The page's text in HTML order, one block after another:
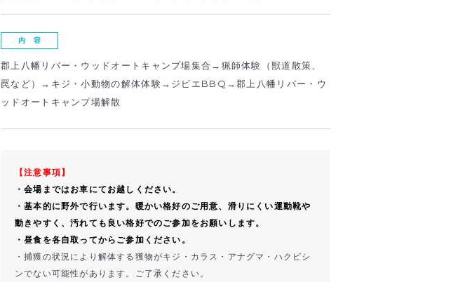
内 容
郡上八幡リバー・ウッドオートキャンプ場集合→猟師体験（獣道散策、
罠など）→キジ・小動物の解体体験→ジビエBBQ→郡上八幡リバー・ウ
ッドオートキャンプ場解散
【注意事項】
・会場まではお車にてお越しください。
・基本的に野外で行います。暖かい格好のご用意、滑りにくい運動靴や
動きやすく、汚れても良い格好でのご参加をお願いします。
・昼食を各自取ってからご参加ください。
・捕獲の状況により解体する獲物がキジ・カラス・アナグマ・ハクビシ
ンでない可能性があります。ご了承ください。